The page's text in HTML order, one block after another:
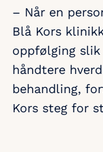
– Når en
Blå Kors
oppfølging slik
håndtere
behandling,
Kors steg for